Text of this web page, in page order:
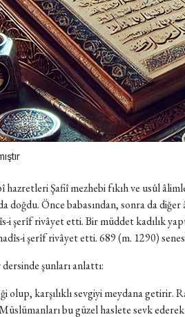
Şafiî mezhebi fıkıh ve usûl
doğdu. Önce babasından, sonra da
i şerîf rivâyet etti. Bir müddet kadılık
i şerîf rivâyet etti. 689 (m. 1290)
şunları anlattı:
olup, karşılıklı sevgiyi meydana getirir.
bu güzel haslete sevk